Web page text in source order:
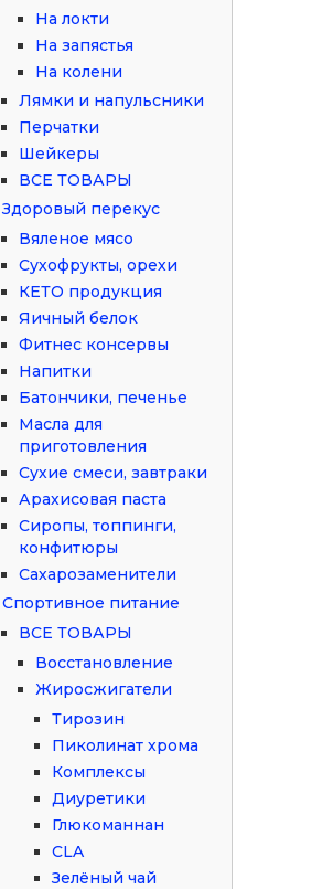
На локти
На запястья
На колени
Лямки и напульсники
Перчатки
Шейкеры
ВСЕ ТОВАРЫ
Здоровый перекус
Вяленое мясо
Сухофрукты, орехи
КЕТО продукция
Яичный белок
Фитнес консервы
Напитки
Батончики, печенье
Масла для
приготовления
Сухие смеси, завтраки
Арахисовая паста
Сиропы, топпинги,
конфитюры
Сахарозаменители
Спортивное питание
ВСЕ ТОВАРЫ
Восстановление
Жиросжигатели
Тирозин
Пиколинат хрома
Комплексы
Диуретики
Глюкоманнан
CLA
Зелёный чай